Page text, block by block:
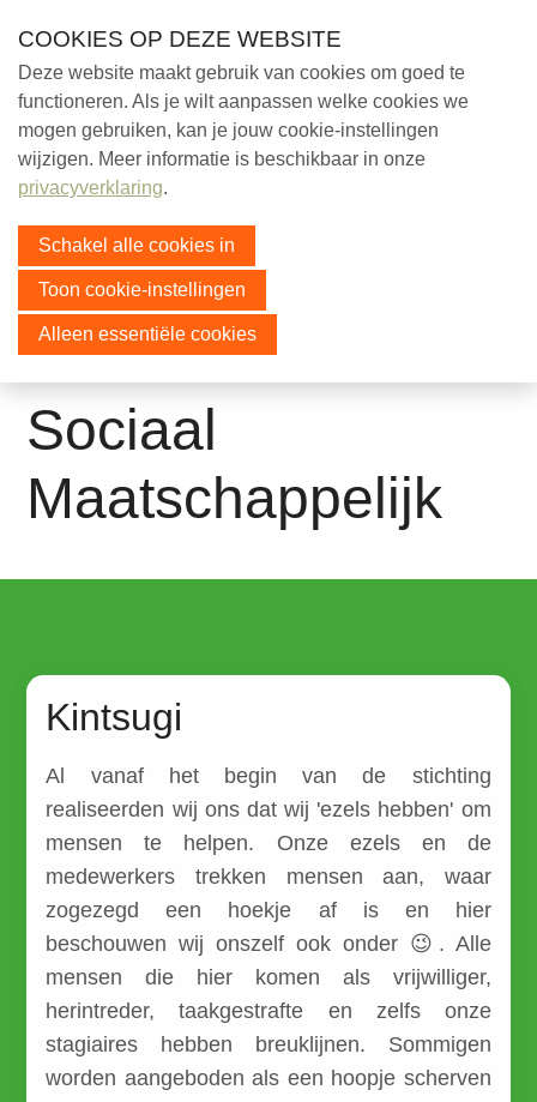
links
Jump
to
navigation
Jump
to
main
content
Sociaal
Maatschappelijk
Kintsugi
Al vanaf het begin van de stichting
realiseerden wij ons dat wij 'ezels hebben' om
mensen te helpen. Onze ezels en de
medewerkers trekken mensen aan, waar
zogezegd een hoekje af is en hier
beschouwen wij onszelf ook onder 😉. Alle
mensen die hier komen als vrijwilliger,
herintreder, taakgestrafte en zelfs onze
stagiaires hebben breuklijnen. Sommigen
worden aangeboden als een hoopje scherven
Help mee!
Over ons
Educatie
Sociaal
Vrijwilligerswerk
COOKIES OP DEZE WEBSITE
Deze website maakt gebruik van cookies om goed te
functioneren. Als je wilt aanpassen welke cookies we
mogen gebruiken, kan je jouw cookie-instellingen
wijzigen. Meer informatie is beschikbaar in onze
privacyverklaring.
Schakel alle cookies in
Toon cookie-instellingen
Alleen essentiële cookies